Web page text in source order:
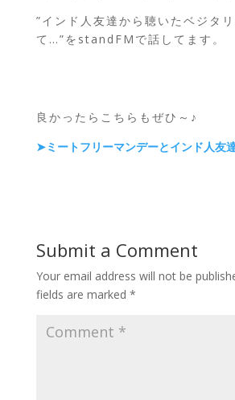
”インド人友達から聴いたベジタ
て…”をstandFMで話してます。
良かったらこちらもぜひ～♪
➤ミートフリーマンデーとインド人友
Submit a Comment
Your email address will not be
fields are marked *